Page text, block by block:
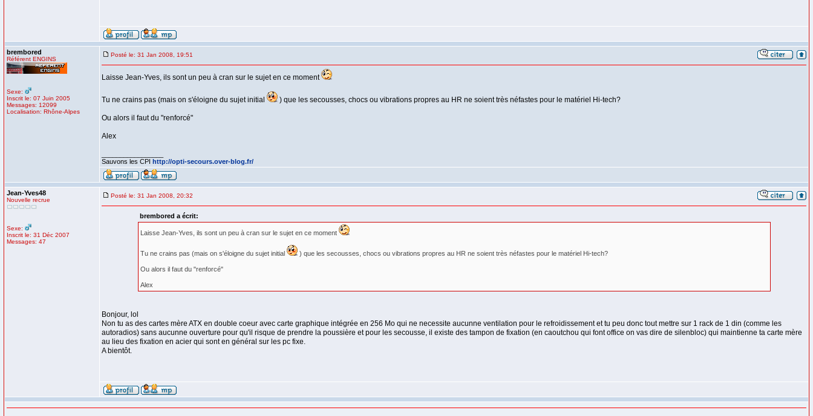
brembored
Référent ENGINS
Sexe:
Inscrit le: 07 Juin 2005
Messages: 12099
Localisation: Rhône-Alpes
Posté le: 31 Jan 2008, 19:51
Laisse Jean-Yves, ils sont un peu à cran sur le sujet en ce moment
Tu ne crains pas (mais on s'éloigne du sujet initial ) que les secousses, chocs ou vibrations propres au HR ne soient très néfastes pour le matériel Hi-tech?
Ou alors il faut du "renforcé"
Alex
Sauvons les CPI http://opti-secours.over-blog.fr/
Jean-Yves48
Nouvelle recrue
Sexe:
Inscrit le: 31 Déc 2007
Messages: 47
Posté le: 31 Jan 2008, 20:32
brembored a écrit:
Laisse Jean-Yves, ils sont un peu à cran sur le sujet en ce moment
Tu ne crains pas (mais on s'éloigne du sujet initial ) que les secousses, chocs ou vibrations propres au HR ne soient très néfastes pour le matériel Hi-tech?
Ou alors il faut du "renforcé"
Alex
Bonjour, lol
Non tu as des cartes mère ATX en double coeur avec carte graphique intégrée en 256 Mo qui ne necessite aucunne ventilation pour le refroidissement et tu peu donc tout mettre sur 1 rack de 1 din (comme les
autoradios) sans aucunne ouverture pour qu'il risque de prendre la poussière et pour les secousse, il existe des tampon de fixation (en caoutchou qui font office on vas dire de silenbloc) qui maintienne ta carte mère
au lieu des fixation en acier qui sont en général sur les pc fixe.
A bientôt.